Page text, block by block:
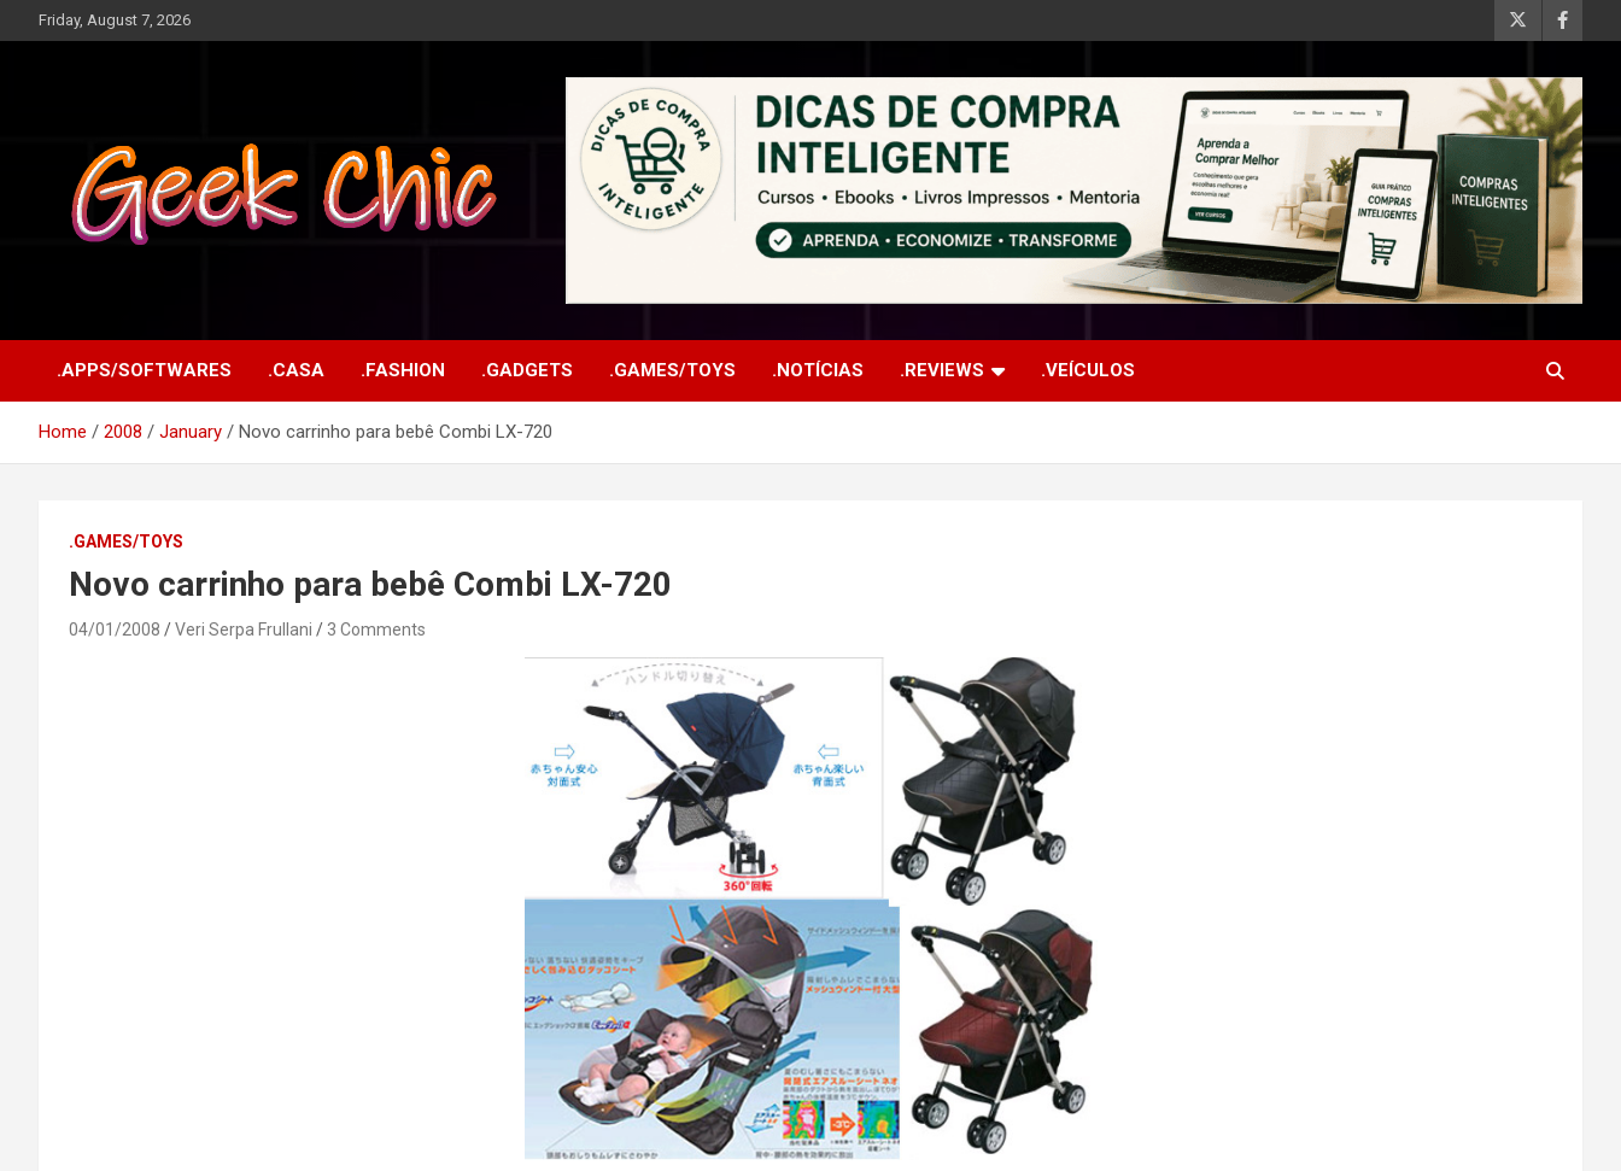
to
Friday, August 7, 2026
.APPS/SOFTWARES .CASA .FASHION .GADGETS .GAMES/TOYS .NOTÍCIAS .REVIEWS .VEÍCULOS
Home 2008 January Novo carrinho para bebê Combi LX-720
.GAMES/TOYS
Novo carrinho para bebê Combi LX-720
04/01/2008 Veri Serpa Frullani 3 Comments